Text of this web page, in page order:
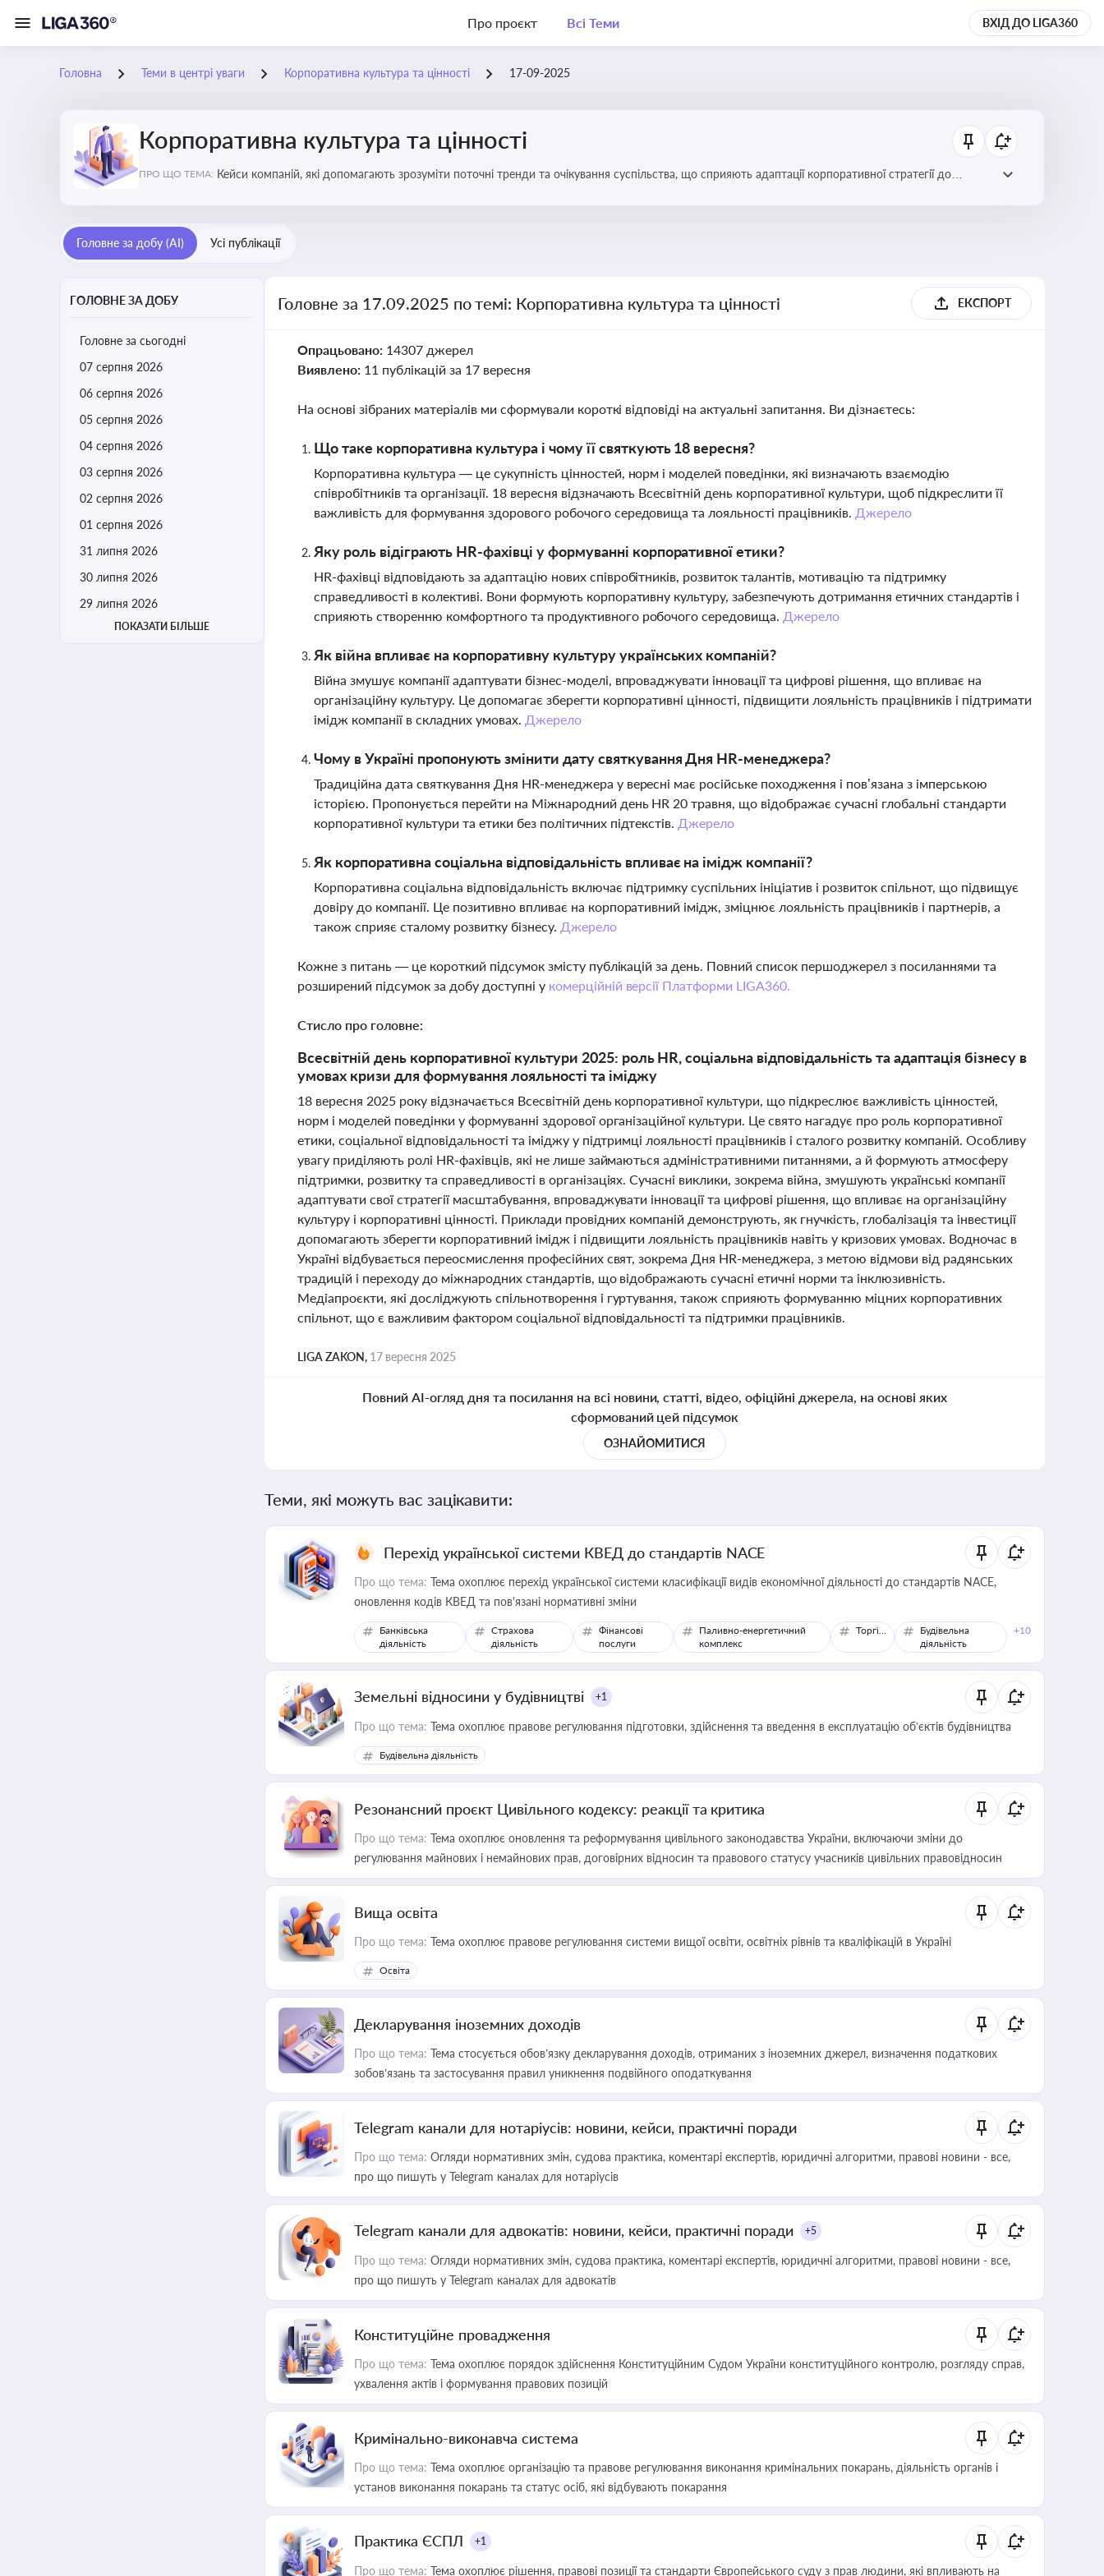
Про проєкт Всі Теми ВХІД ДО LIGA360
Головна Теми в центрі уваги Корпоративна культура та цінності 17-09-2025
Корпоративна культура та цінності
ПРО ЩО ТЕМА: Кейси компаній, які допомагають зрозуміти поточні тренди та очікування суспільства, що сприяють адаптації корпоративної стратегії до
Головне за добу (AI) Усі публікації
ГОЛОВНЕ ЗА ДОБУ
Головне за сьогодні
07 серпня 2026
06 серпня 2026
05 серпня 2026
04 серпня 2026
03 серпня 2026
02 серпня 2026
01 серпня 2026
31 липня 2026
30 липня 2026
29 липня 2026
ПОКАЗАТИ БІЛЬШЕ
Головне за 17.09.2025 по темі: Корпоративна культура та цінності ЕКСПОРТ
Опрацьовано: 14307 джерел
Виявлено: 11 публікацій за 17 вересня
На основі зібраних матеріалів ми сформували короткі відповіді на актуальні запитання. Ви дізнаєтесь:
Що таке корпоративна культура і чому її святкують 18 вересня?
Корпоративна культура — це сукупність цінностей, норм і моделей поведінки, які визначають взаємодію
співробітників та організації. 18 вересня відзначають Всесвітній день корпоративної культури, щоб підкреслити її
важливість для формування здорового робочого середовища та лояльності працівників. Джерело
Яку роль відіграють HR-фахівці у формуванні корпоративної етики?
HR-фахівці відповідають за адаптацію нових співробітників, розвиток талантів, мотивацію та підтримку
справедливості в колективі. Вони формують корпоративну культуру, забезпечують дотримання етичних стандартів і
сприяють створенню комфортного та продуктивного робочого середовища. Джерело
Як війна впливає на корпоративну культуру українських компаній?
Війна змушує компанії адаптувати бізнес-моделі, впроваджувати інновації та цифрові рішення, що впливає на
організаційну культуру. Це допомагає зберегти корпоративні цінності, підвищити лояльність працівників і підтримати
імідж компанії в складних умовах. Джерело
Чому в Україні пропонують змінити дату святкування Дня HR-менеджера?
Традиційна дата святкування Дня HR-менеджера у вересні має російське походження і пов’язана з імперською
історією. Пропонується перейти на Міжнародний день HR 20 травня, що відображає сучасні глобальні стандарти
корпоративної культури та етики без політичних підтекстів. Джерело
Як корпоративна соціальна відповідальність впливає на імідж компанії?
Корпоративна соціальна відповідальність включає підтримку суспільних ініціатив і розвиток спільнот, що підвищує
довіру до компанії. Це позитивно впливає на корпоративний імідж, зміцнює лояльність працівників і партнерів, а
також сприяє сталому розвитку бізнесу. Джерело
Кожне з питань — це короткий підсумок змісту публікацій за день. Повний список першоджерел з посиланнями та
розширений підсумок за добу доступні у комерційній версії Платформи LIGA360.
Стисло про головне:
Всесвітній день корпоративної культури 2025: роль HR, соціальна відповідальність та адаптація бізнесу в
умовах кризи для формування лояльності та іміджу
18 вересня 2025 року відзначається Всесвітній день корпоративної культури, що підкреслює важливість цінностей,
норм і моделей поведінки у формуванні здорової організаційної культури. Це свято нагадує про роль корпоративної
етики, соціальної відповідальності та іміджу у підтримці лояльності працівників і сталого розвитку компаній. Особливу
увагу приділяють ролі HR-фахівців, які не лише займаються адміністративними питаннями, а й формують атмосферу
підтримки, розвитку та справедливості в організаціях. Сучасні виклики, зокрема війна, змушують українські компанії
адаптувати свої стратегії масштабування, впроваджувати інновації та цифрові рішення, що впливає на організаційну
культуру і корпоративні цінності. Приклади провідних компаній демонструють, як гнучкість, глобалізація та інвестиції
допомагають зберегти корпоративний імідж і підвищити лояльність працівників навіть у кризових умовах. Водночас в
Україні відбувається переосмислення професійних свят, зокрема Дня HR-менеджера, з метою відмови від радянських
традицій і переходу до міжнародних стандартів, що відображають сучасні етичні норми та інклюзивність.
Медіапроєкти, які досліджують спільнотворення і гуртування, також сприяють формуванню міцних корпоративних
спільнот, що є важливим фактором соціальної відповідальності та підтримки працівників.
LIGA ZAKON, 17 вересня 2025
Повний AI-огляд дня та посилання на всі новини, статті, відео, офіційні джерела, на основі яких
сформований цей підсумок
ОЗНАЙОМИТИСЯ
Теми, які можуть вас зацікавити:
Перехід української системи КВЕД до стандартів NACE
Про що тема: Тема охоплює перехід української системи класифікації видів економічної діяльності до стандартів NACE,
оновлення кодів КВЕД та пов'язані нормативні зміни
Банківська
діяльність
Страхова
діяльність
Фінансові
послуги
Паливно-енергетичний
комплекс
Торгівля
Будівельна
діяльність
+10
Земельні відносини у будівництві +1
Про що тема: Тема охоплює правове регулювання підготовки, здійснення та введення в експлуатацію об’єктів будівництва
Будівельна діяльність
Резонансний проєкт Цивільного кодексу: реакції та критика
Про що тема: Тема охоплює оновлення та реформування цивільного законодавства України, включаючи зміни до
регулювання майнових і немайнових прав, договірних відносин та правового статусу учасників цивільних правовідносин
Вища освіта
Про що тема: Тема охоплює правове регулювання системи вищої освіти, освітніх рівнів та кваліфікацій в Україні
Освіта
Декларування іноземних доходів
Про що тема: Тема стосується обов’язку декларування доходів, отриманих з іноземних джерел, визначення податкових
зобов’язань та застосування правил уникнення подвійного оподаткування
Telegram канали для нотаріусів: новини, кейси, практичні поради
Про що тема: Огляди нормативних змін, судова практика, коментарі експертів, юридичні алгоритми, правові новини - все,
про що пишуть у Telegram каналах для нотаріусів
Telegram канали для адвокатів: новини, кейси, практичні поради +5
Про що тема: Огляди нормативних змін, судова практика, коментарі експертів, юридичні алгоритми, правові новини - все,
про що пишуть у Telegram каналах для адвокатів
Конституційне провадження
Про що тема: Тема охоплює порядок здійснення Конституційним Судом України конституційного контролю, розгляду справ,
ухвалення актів і формування правових позицій
Кримінально-виконавча система
Про що тема: Тема охоплює організацію та правове регулювання виконання кримінальних покарань, діяльність органів і
установ виконання покарань та статус осіб, які відбувають покарання
Практика ЄСПЛ +1
Про що тема: Тема охоплює рішення, правові позиції та стандарти Європейського суду з прав людини, які впливають на